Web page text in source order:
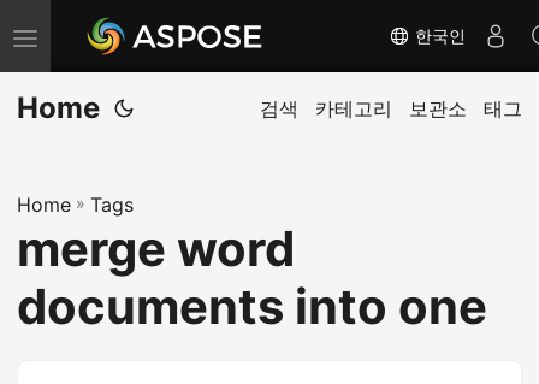
내
비
게
전
환
한국인
Home 검색 카테고리 보관소 태그
Home » Tags
merge word
documents into one